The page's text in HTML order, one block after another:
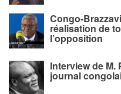
Congo-
réalisation de
l’opposition
Interview de M.
journal